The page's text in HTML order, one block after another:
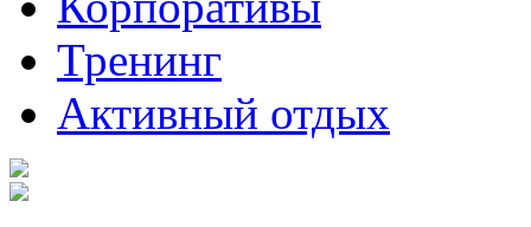
Тренинг
Активный отдых